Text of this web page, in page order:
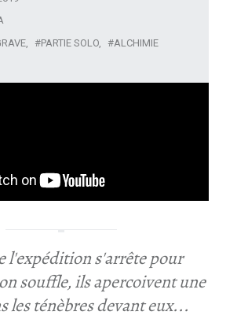
PARTIE SOLO,
ALCHIMIE
l'expédition s'arrête pour
souffle, ils apercoivent une
les ténèbres devant eux...